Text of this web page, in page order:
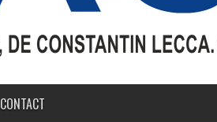
CONTACT